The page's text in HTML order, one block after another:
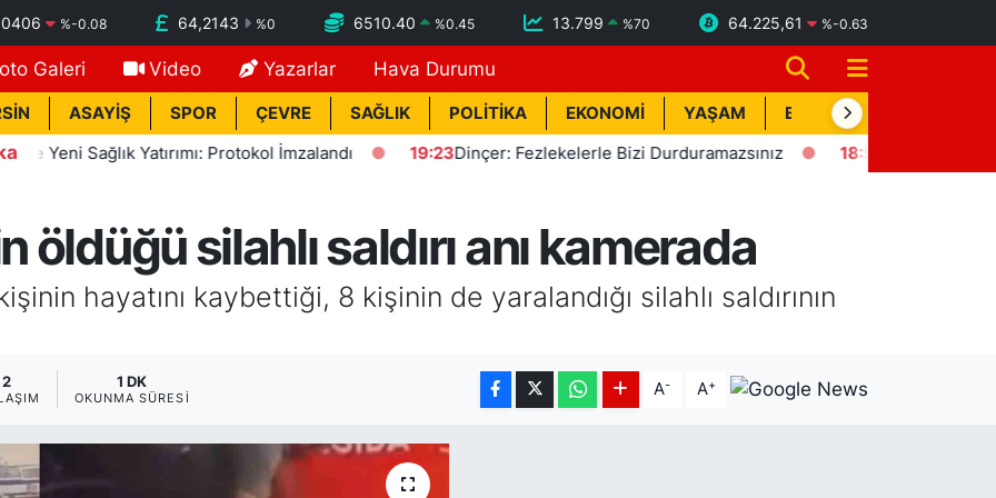
%-0.08 64,2143 %0 6510.40 %0.45 13.799 %70 64.225,61 %-0.63
Galeri Video Yazarlar Hava Durumu
ASAYİŞ SPOR ÇEVRE SAĞLIK POLİTİKA EKONOMİ YAŞAM BİK İLAN
Sağlık Yatırımı: Protokol İmzalandı 19:23 Dinçer: Fezlekelerle Bizi Durduramazsınız 18:57 Erdemli'de Deprem!
silahlı saldırı anı kamerada
hayatını kaybettiği, 8 kişinin de yaralandığı silahlı saldırının
2 1 DK
OKUNMA SÜRESI A- A+